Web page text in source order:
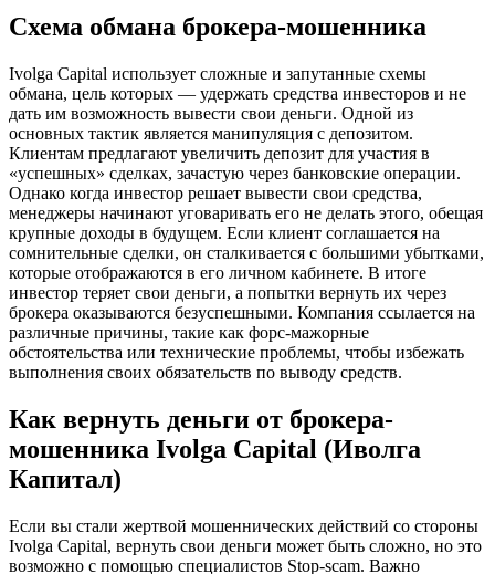
Схема обмана брокера-мошенника
Ivolga Capital использует сложные и запутанные схемы
обмана, цель которых — удержать средства инвесторов и не
дать им возможность вывести свои деньги. Одной из
основных тактик является манипуляция с депозитом.
Клиентам предлагают увеличить депозит для участия в
«успешных» сделках, зачастую через банковские операции.
Однако когда инвестор решает вывести свои средства,
менеджеры начинают уговаривать его не делать этого, обещая
крупные доходы в будущем. Если клиент соглашается на
сомнительные сделки, он сталкивается с большими убытками,
которые отображаются в его личном кабинете. В итоге
инвестор теряет свои деньги, а попытки вернуть их через
брокера оказываются безуспешными. Компания ссылается на
различные причины, такие как форс-мажорные
обстоятельства или технические проблемы, чтобы избежать
выполнения своих обязательств по выводу средств.
Как вернуть деньги от брокера-
мошенника Ivolga Capital (Иволга
Капитал)
Если вы стали жертвой мошеннических действий со стороны
Ivolga Capital, вернуть свои деньги может быть сложно, но это
возможно с помощью специалистов Stop-scam. Важно